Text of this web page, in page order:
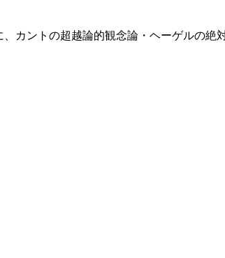
カントの超越論的観念論・ヘーゲルの絶